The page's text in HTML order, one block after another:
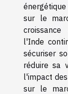
sur le
l'Inde
sécuriser
réduire sa
l'impact
sur le